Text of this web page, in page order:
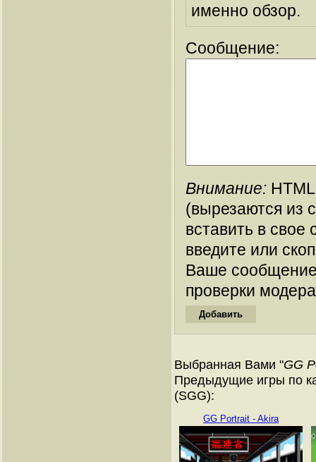
именно обзор.
Сообщение:
Внимание:
(вырезаются из
вставить в
введите или
Ваше
проверки
Выбранная Вами "GG
Предыдущие игры по
(SGG):
GG Portrait - Akira